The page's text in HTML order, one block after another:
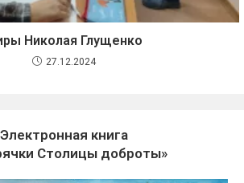
Николая Глущенко
27.12.2024
Электронная книга
Столицы доброты»